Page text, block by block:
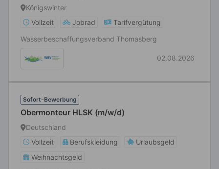
Königswinter
Vollzeit
Jobrad
Tarifvergütung
Wasserbeschaffungsverband Thomasberg
02.08.2026
Sofort-Bewerbung
Obermonteur HLSK (m/w/d)
Deutschland
Vollzeit
Berufskleidung
Urlaubsgeld
Weihnachtsgeld